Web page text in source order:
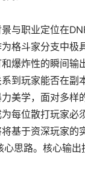
与职业定位在
格斗家分支中极
爆炸性的瞬间输
到玩家能否在副
美学，面对多样
每位散打玩家必
基于资深玩家的
思路。核心输